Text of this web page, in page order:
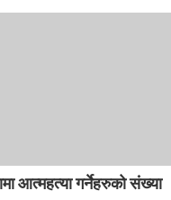
आत्महत्या गर्नेहरुको संख्या